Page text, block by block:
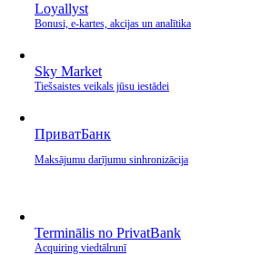
Loyallyst
Bonusi, e‑kartes, akcijas un analītika
Sky Market
Tiešsaistes veikals jūsu iestādei
ПриватБанк
Maksājumu darījumu sinhronizācija
Terminālis no PrivatBank
Acquiring viedtālrunī